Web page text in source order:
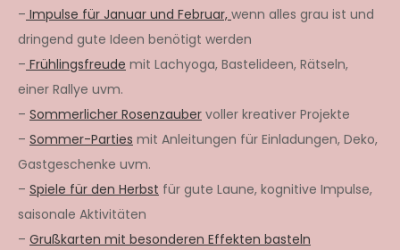
– Impulse für Januar und Februar, wenn alles grau ist und
dringend gute Ideen benötigt werden
– Frühlingsfreude mit Lachyoga, Bastelideen, Rätseln,
einer Rallye uvm.
– Sommerlicher Rosenzauber voller kreativer Projekte
– Sommer-Parties mit Anleitungen für Einladungen, Deko,
Gastgeschenke uvm.
– Spiele für den Herbst für gute Laune, kognitive Impulse,
saisonale Aktivitäten
– Grußkarten mit besonderen Effekten basteln